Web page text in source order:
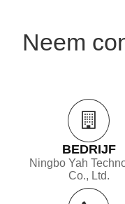
Neem
BEDRIJF
Ningbo Yah
Co., Ltd.